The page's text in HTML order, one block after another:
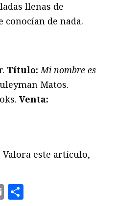
llenas de
conocían de nada.
Título:Mi nombre es
Matos.
Venta:
Valora este artículo,
Email